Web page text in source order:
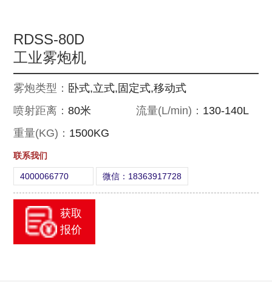
RDSS-80D
工业雾炮机
雾炮类型： 卧式,立式,固定式,移动式
喷射距离：80米 流量(L/min)： 130-140L
重量(KG)： 1500KG
联系我们
4000066770 微信：18363917728
获取
报价